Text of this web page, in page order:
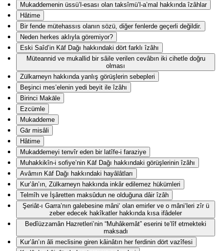
Mukaddemenin üssü’l-esası olan taksîmü’l-a’mal hakkında îzâhlar
Hâtime
Bir fende mütehassıs olanın sözü, diğer fenlerde geçerli değildir.
Neden herkes aklıyla göremiyor?
Eski Saîd’in Kāf Dağı hakkındaki dört farklı îzâhı
Müteannid ve mukallid bir sâile verilen cevâbın iki cihetle doğru
olması
Zülkarneyn hakkında yanlış görüşlerin sebepleri
Beşinci mes’elenin yedi beyit ile îzâhı
Birinci Makāle
Ezcümle
Mukaddeme
Gār misâli
Hâtime
Mukaddemeyi tenvîr eden bir latîfe-i faraziye
Muhakkikîn-i sofiye’nin Kāf Dağı hakkındaki görüşlerinin îzâhı
Avâmın Kāf Dağı hakkındaki hayâlâtları
Kur’ân’ın, Zülkarneyn hakkında inkâr edilemez hükümleri
Telmîh ve İşâretten maksûdun ne olduğuna dâir îzâh
Şeriât-ı Garra’nın galebesine mâni‘ olan emirler ve o mâni‘leri zîr ü
zeber edecek hakîkatler hakkında kısa ifâdeler
Bedîüzzamân Hazretleri’nin “Muhâkemât” eserini te’lîf etmekteki
maksadı
Kur’ân’ın âli meclisine giren kâinâtın her ferdinin dört vazîfesi